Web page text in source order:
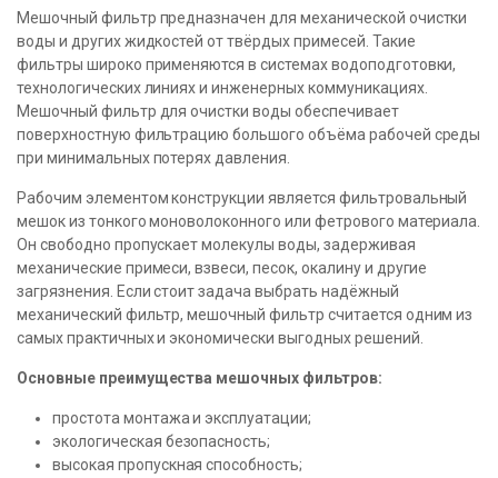
Мешочный фильтр предназначен для механической очистки
воды и других жидкостей от твёрдых примесей. Такие
фильтры широко применяются в системах водоподготовки,
технологических линиях и инженерных коммуникациях.
Мешочный фильтр для очистки воды обеспечивает
поверхностную фильтрацию большого объёма рабочей среды
при минимальных потерях давления.
Рабочим элементом конструкции является фильтровальный
мешок из тонкого моноволоконного или фетрового материала.
Он свободно пропускает молекулы воды, задерживая
механические примеси, взвеси, песок, окалину и другие
загрязнения. Если стоит задача выбрать надёжный
механический фильтр, мешочный фильтр считается одним из
самых практичных и экономически выгодных решений.
Основные преимущества мешочных фильтров:
простота монтажа и эксплуатации;
экологическая безопасность;
высокая пропускная способность;